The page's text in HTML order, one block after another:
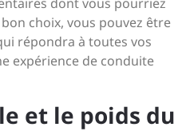
choix, vous pouvez être
répondra à toutes vos
expérience de conduite
et le poids du